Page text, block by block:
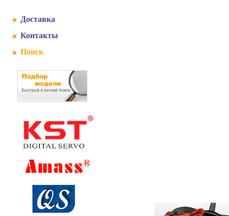
Доставка
Контакты
Поиск